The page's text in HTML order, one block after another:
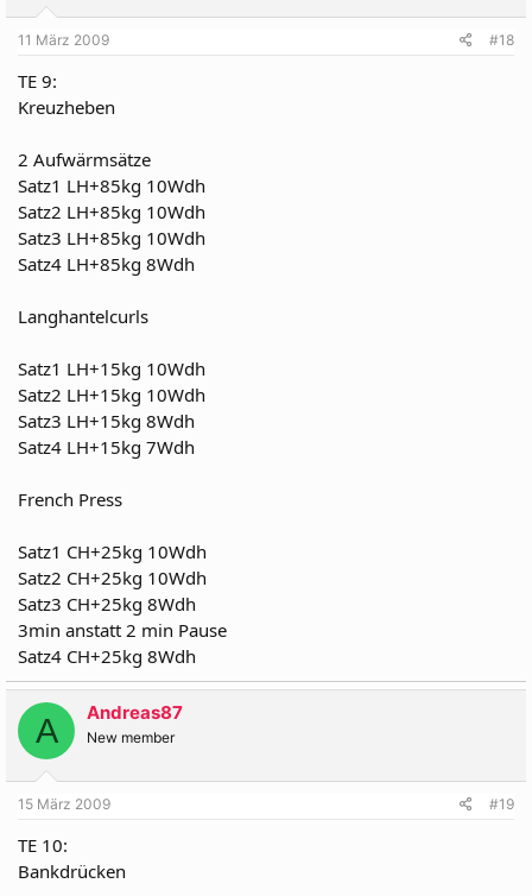
11 März 2009 #18
TE 9:
Kreuzheben
2 Aufwärmsätze
Satz1 LH+85kg 10Wdh
Satz2 LH+85kg 10Wdh
Satz3 LH+85kg 10Wdh
Satz4 LH+85kg 8Wdh
Langhantelcurls
Satz1 LH+15kg 10Wdh
Satz2 LH+15kg 10Wdh
Satz3 LH+15kg 8Wdh
Satz4 LH+15kg 7Wdh
French Press
Satz1 CH+25kg 10Wdh
Satz2 CH+25kg 10Wdh
Satz3 CH+25kg 8Wdh
3min anstatt 2 min Pause
Satz4 CH+25kg 8Wdh
A Andreas87
New member
15 März 2009 #19
TE 10:
Bankdrücken